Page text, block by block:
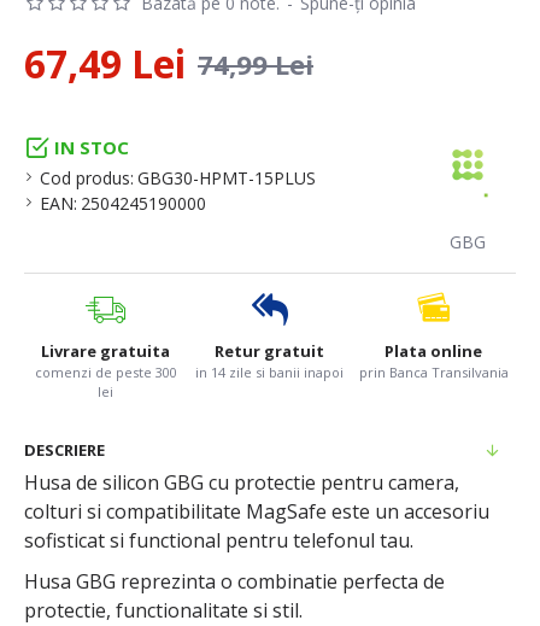
IN STOC
Cod produs: GBG30-HPMT-15PLUS
EAN: 2504245190000
GBG
67,49 Lei 74,99 Lei
Livrare gratuita
comenzi de peste 300
lei
Retur gratuit
in 14 zile si banii inapoi
Plata online
prin Banca Transilvania
DESCRIERE
Husa de silicon GBG cu protectie pentru camera,
colturi si compatibilitate MagSafe este un accesoriu
sofisticat si functional pentru telefonul tau.
Husa GBG reprezinta o combinatie perfecta de
protectie, functionalitate si stil.